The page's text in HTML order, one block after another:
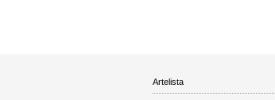
Artelista